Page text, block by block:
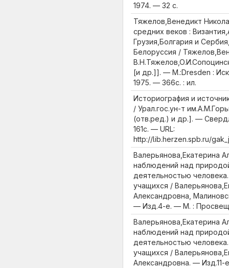
1974. — 32 с.
Тяжелов,Венедикт
средних веков :
Грузия,Болгария и
Белоруссия /
[и др.]]. — М.:Dresden :
1975. — 366с. : ил.
Историография и
/ Урал.гос.ун-т
(отв.ред.) и др.]. —
161с. — URL:
http://lib.herzen.spb.ru/
Валерьянова,Екатерина
наблюдений над
деятельностью
учащихся /
Александровна,
— Изд.4-е. — М. :
Валерьянова,Екатерина
наблюдений над
деятельностью
учащихся /
Александровна. —